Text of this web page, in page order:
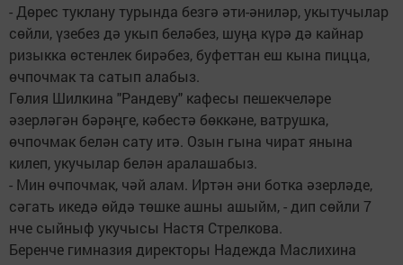
- Дөрес туклану турында безгә әти-әниләр, укытучылар
сөйли, үзебез дә укып беләбез, шуңа күрә дә кайнар
ризыкка өстенлек бирәбез, буфеттан еш кына пицца,
өчпочмак та сатып алабыз.
Гөлия Шилкина "Рандеву" кафесы пешекчеләре
әзерләгән бәрәңге, кәбестә бөккәне, ватрушка,
өчпочмак белән сату итә. Озын гына чират янына
килеп, укучылар белән аралашабыз.
- Мин өчпочмак, чәй алам. Иртән әни ботка әзерләде,
сәгать икедә өйдә төшке ашны ашыйм, - дип сөйли 7
нче сыйныф укучысы Настя Стрелкова.
Беренче гимназия директоры Надежда Маслихина